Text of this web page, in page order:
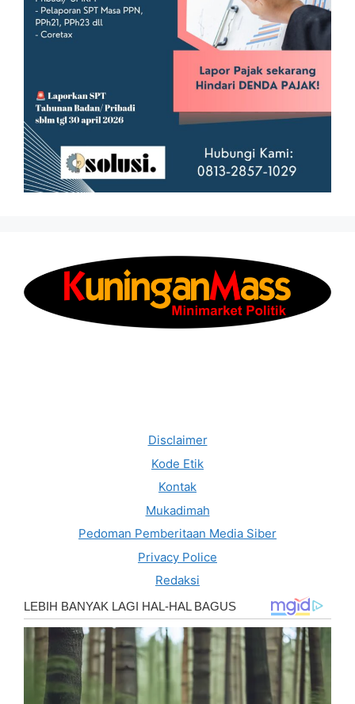
Disclaimer
Kode Etik
Kontak
Mukadimah
Pedoman Pemberitaan Media Siber
Privacy Police
Redaksi